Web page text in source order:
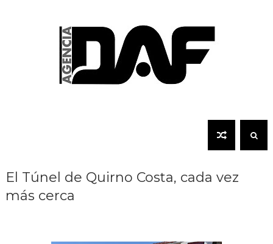
El Túnel de Quirno Costa, cada vez
más cerca